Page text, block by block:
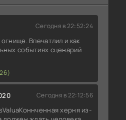
Сегодня в 22:52:24
Впечатлил и как
событиях сценарий
Сегодня в 22:12:56
херня из-